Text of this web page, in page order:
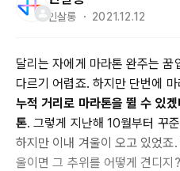
인살롱 ・ 2021.12.12
달리는 자에게 마라톤 완주는
다르기 어렵죠. 하지만 단번에
누적 거리로 마라톤을 뛸 수 있
톤. 그렇게 지난해 10월부터 꾸
하지만 이내 겨울이 오고 있었죠
울이면 그 추위를 어떻게 견디지